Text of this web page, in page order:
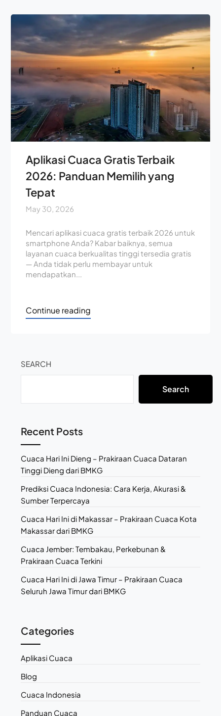
Aplikasi Cuaca Gratis Terbaik
2026: Panduan Memilih yang
Tepat
May 30, 2026
Mencari aplikasi cuaca gratis terbaik 2026 untuk
smartphone Anda? Kabar baiknya, semua
layanan cuaca berkualitas tinggi tersedia gratis
— Anda tidak perlu membayar untuk
mendapatkan...
Continue reading
SEARCH
Search
Recent Posts
Cuaca Hari Ini Dieng – Prakiraan Cuaca Dataran
Tinggi Dieng dari BMKG
Prediksi Cuaca Indonesia: Cara Kerja, Akurasi &
Sumber Terpercaya
Cuaca Hari Ini di Makassar – Prakiraan Cuaca Kota
Makassar dari BMKG
Cuaca Jember: Tembakau, Perkebunan &
Prakiraan Cuaca Terkini
Cuaca Hari Ini di Jawa Timur – Prakiraan Cuaca
Seluruh Jawa Timur dari BMKG
Categories
Aplikasi Cuaca
Blog
Cuaca Indonesia
Panduan Cuaca